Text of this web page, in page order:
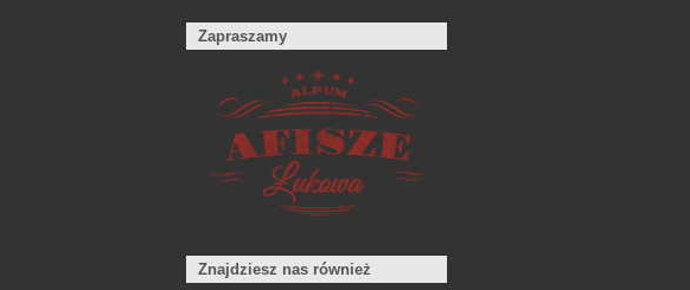
Zapraszamy
Znajdziesz nas również